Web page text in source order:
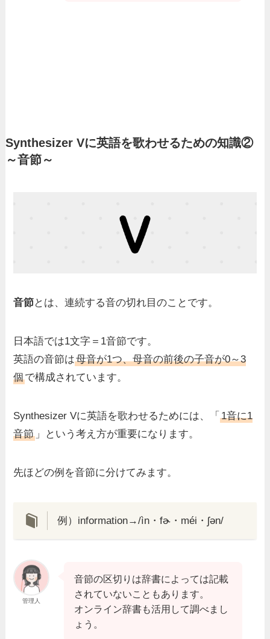
Synthesizer Vに英語を歌わせるための知識②
～音節～
音節とは、連続する音の切れ目のことです。
日本語では1文字＝1音節です。
英語の音節は母音が1つ、母音の前後の子音が0～3
個で構成されています。
Synthesizer Vに英語を歌わせるためには、「1音に1
音節 」という考え方が重要になります。
先ほどの例を音節に分けてみます。
例）information→/ìn・fɚ・méi・ʃən/
管理人
音節の区切りは辞書によっては記載
されていないこともあります。
オンライン辞書も活用して調べまし
ょう。